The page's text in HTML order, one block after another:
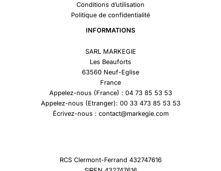
Conditions d’utilisation
Politique de confidentialité
INFORMATIONS
SARL MARKEGIE
Les Beauforts
63560 Neuf-Eglise
France
Appelez-nous (France) : 04 73 85 53 53
Appelez-nous (Etranger): 00 33 473 85 53 53
Écrivez-nous : contact@markegie.com
RCS Clermont-Ferrand 432747616